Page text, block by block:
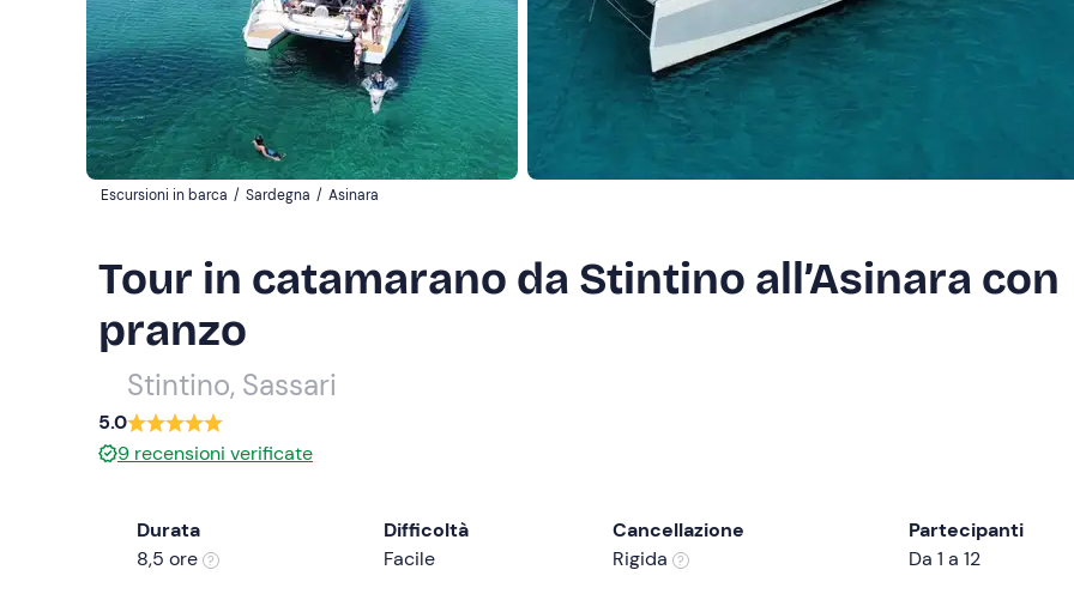
Escursioni in barca / Sardegna / Asinara
Tour in catamarano da Stintino all’Asinara con
pranzo
Stintino, Sassari
5.0
9 recensioni verificate
Durata
8,5 ore
Difficoltà
Facile
Cancellazione
Rigida
Partecipanti
Da 1 a 12